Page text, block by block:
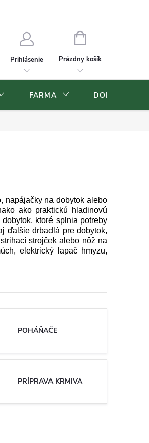
Prihlásenie
NÁKUPNÝ
Prázdny košík
FARMA DOMOV A
napájačky na dobytok alebo
ako praktickú hladinovú
ktoré splnia potreby
ďalšie drbadlá pre dobytok,
strojček alebo nôž na
elektrický lapač hmyzu,
POHÁŇAČE
PRÍPRAVA KRMIVA